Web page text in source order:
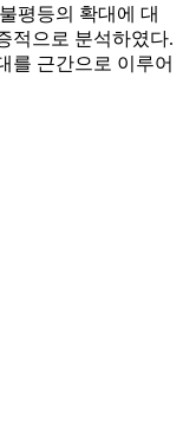
평등의 확대에 대
적으로 분석하였다.
를 근간으로 이루어